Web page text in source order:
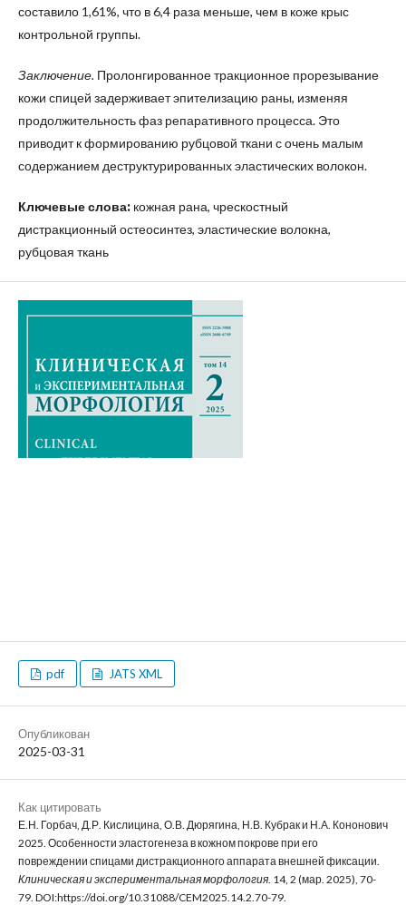
составило 1,61%, что в 6,4 раза меньше, чем в коже крыс
контрольной группы.
Заключение. Пролонгированное тракционное прорезывание
кожи спицей задерживает эпителизацию раны, изменяя
продолжительность фаз репаративного процесса. Это
приводит к формированию рубцовой ткани с очень малым
содержанием деструктурированных эластических волокон.
Ключевые слова: кожная рана, чрескостный
дистракционный остеосинтез, эластические волокна,
рубцовая ткань
pdf JATS XML
Опубликован
2025-03-31
Как цитировать
Е.Н. Горбач, Д.Р. Кислицина, О.В. Дюрягина, Н.В. Кубрак и Н.А. Кононович
2025. Особенности эластогенеза в кожном покрове при его
повреждении спицами дистракционного аппарата внешней фиксации.
Клиническая и экспериментальная морфология . 14, 2 (мар. 2025), 70-
79. DOI:https://doi.org/10.31088/CEM2025.14.2.70-79.